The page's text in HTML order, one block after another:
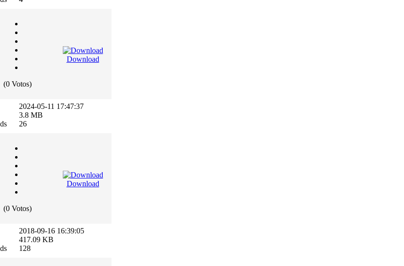
(0 Votos)
Download
2024-05-11 17:47:37
3.8 MB
26
(0 Votos)
Download
2018-09-16 16:39:05
417.09 KB
128